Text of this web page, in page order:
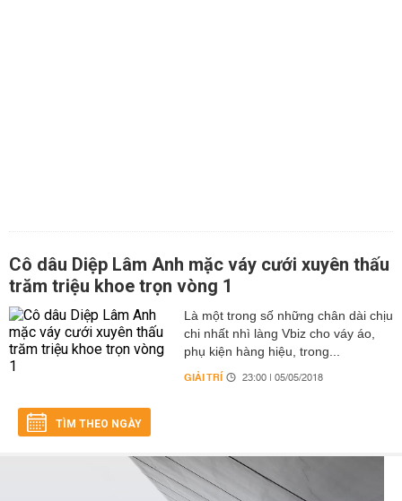
Cô dâu Diệp Lâm Anh mặc váy cưới xuyên thấu
trăm triệu khoe trọn vòng 1
Là một trong số những chân dài chịu
chi nhất nhì làng Vbiz cho váy áo,
phụ kiện hàng hiệu, trong...
GIẢI TRÍ 23:00 | 05/05/2018
TÌM THEO NGÀY